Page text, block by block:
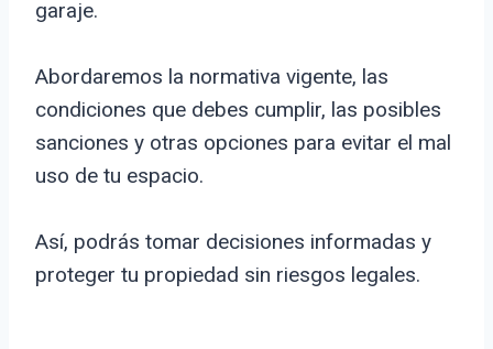
garaje.
Abordaremos la normativa vigente, las
condiciones que debes cumplir, las posibles
sanciones y otras opciones para evitar el mal
uso de tu espacio.
Así, podrás tomar decisiones informadas y
proteger tu propiedad sin riesgos legales.